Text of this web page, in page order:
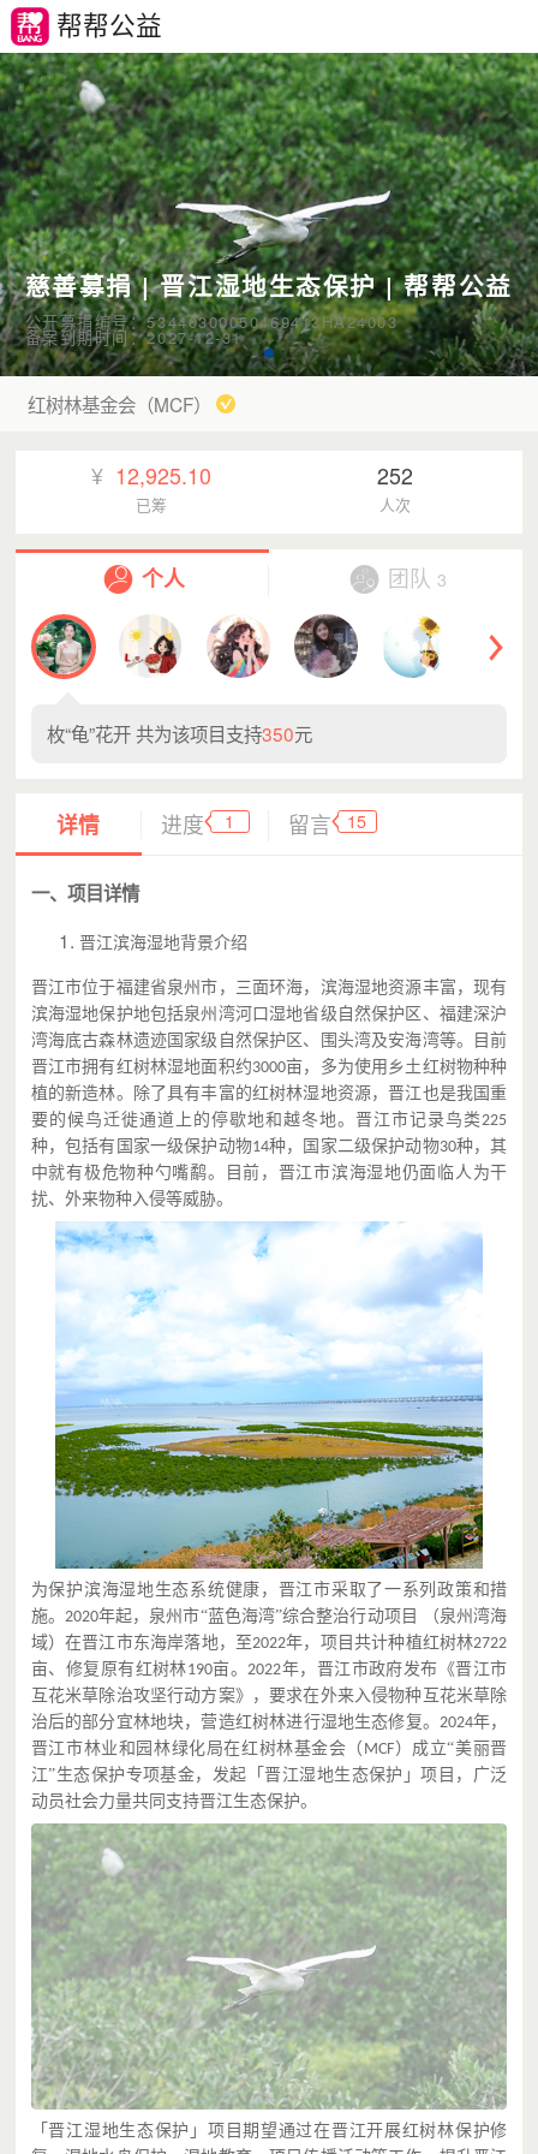
帮帮公益
慈善募捐 | 晋江湿地生态保护 | 帮帮公益
公开募捐编号：53440300050469413HA24003
备案到期时间：2027-12-31
红树林基金会（MCF）
¥ 12,925.10
已筹
252
人次
个人 团队 3
枚“龟”花开共为该项目支持350元
详情 进度 1 留言 15
一、项目详情
晋江滨海湿地背景介绍
晋江市位于福建省泉州市，三面环海，滨海湿地资源丰富，现有
滨海湿地保护地包括泉州湾河口湿地省级自然保护区、福建深沪
湾海底古森林遗迹国家级自然保护区、围头湾及安海湾等。目前
晋江市拥有红树林湿地面积约3000亩，多为使用乡土红树物种种
植的新造林。除了具有丰富的红树林湿地资源，晋江也是我国重
要的候鸟迁徙通道上的停歇地和越冬地。晋江市记录鸟类225
种，包括有国家一级保护动物14种，国家二级保护动物30种，其
中就有极危物种勺嘴鹬。目前，晋江市滨海湿地仍面临人为干
扰、外来物种入侵等威胁。
为保护滨海湿地生态系统健康，晋江市采取了一系列政策和措
施。 2020年起，泉州市“蓝色海湾”综合整治行动项目 （泉州湾海
域）在晋江市东海岸落地，至2022年，项目共计种植红树林2722
亩、修复原有红树林190亩。2022年，晋江市政府发布《晋江市
互花米草除治攻坚行动方案》，要求在外来入侵物种互花米草除
治后的部分宜林地块，营造红树林进行湿地生态修复。 2024年，
晋江市林业和园林绿化局在红树林基金会（ MCF）成立“美丽晋
江”生态保护专项基金，发起「晋江湿地生态保护」项目，广泛
动员社会力量共同支持晋江生态保护。
「晋江湿地生态保护」项目期望通过在晋江开展红树林保护修